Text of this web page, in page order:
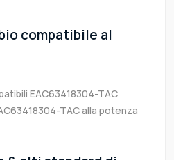
compatibile al
EAC63418304-TAC
TAC alla potenza